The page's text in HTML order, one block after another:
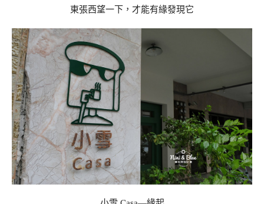
東張西望一下，才能有緣發現它